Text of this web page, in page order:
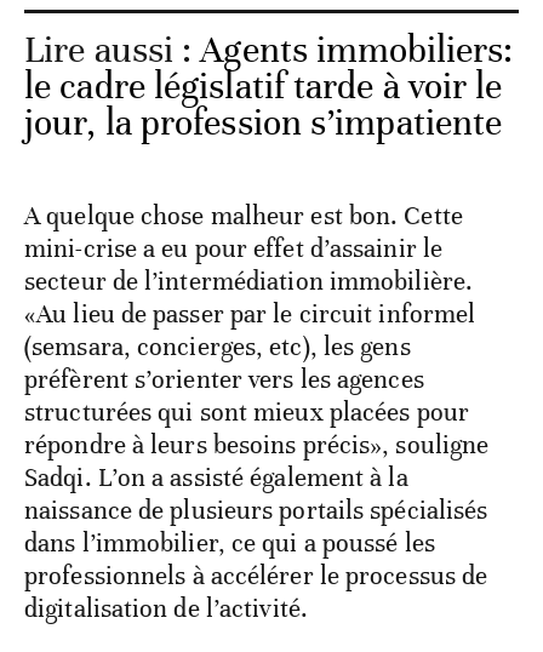
Lire aussi :Agents immobiliers:
le cadre législatif tarde à voir le
jour, la profession s’impatiente
A quelque chose malheur est bon. Cette
mini-crise a eu pour effet d’assainir le
secteur de l’intermédiation immobilière.
«Au lieu de passer par le circuit informel
(semsara, concierges, etc), les gens
préfèrent s’orienter vers les agences
structurées qui sont mieux placées pour
répondre à leurs besoins précis», souligne
Sadqi. L’on a assisté également à la
naissance de plusieurs portails spécialisés
dans l’immobilier, ce qui a poussé les
professionnels à accélérer le processus de
digitalisation de l’activité.